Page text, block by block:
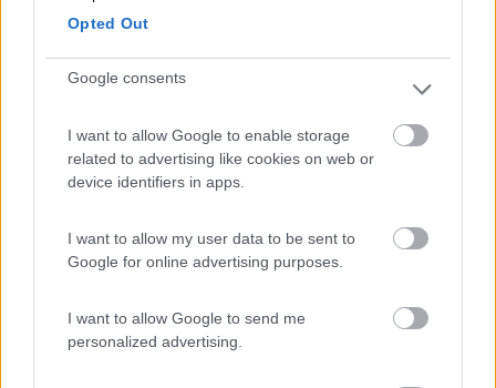
Opted Out
Google consents
I want to allow Google to enable storage
related to advertising like cookies on web or
device identifiers in apps.
I want to allow my user data to be sent to
Google for online advertising purposes.
I want to allow Google to send me
personalized advertising.
Caratteristiche
Tranquilla e con panorama stupendo
Caratteristiche Posizione